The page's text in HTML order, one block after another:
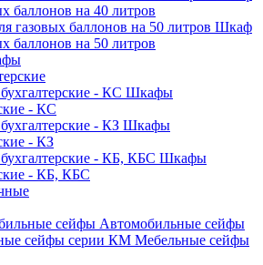
баллонов на 40 литров
Шкаф
баллонов на 50 литров
Шкафы
- КС
Шкафы
- КЗ
Шкафы
- КБ, КБС
Автомобильные сейфы
Мебельные сейфы